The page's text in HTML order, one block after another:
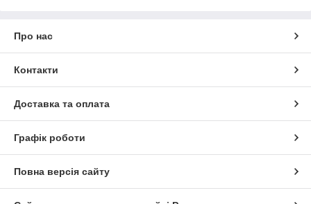
Про нас
Контакти
Доставка та оплата
Графік роботи
Повна версія сайту